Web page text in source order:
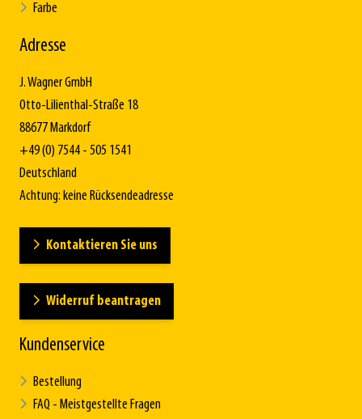
Farbe
Adresse
J. Wagner GmbH
Otto-Lilienthal-Straße 18
88677 Markdorf
+49 (0) 7544 - 505 1541
Deutschland
Achtung: keine Rücksendeadresse
Kontaktieren Sie uns
Widerruf beantragen
Kundenservice
Bestellung
FAQ - Meistgestellte Fragen